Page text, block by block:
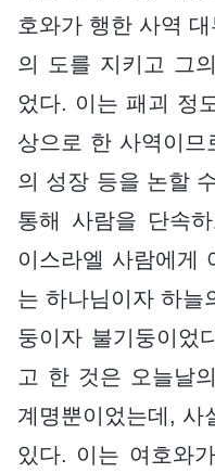
호와가 행한 사역
의 도를 지키고 그
었다. 이는 패괴 정
상으로 한 사역이므
의 성장 등을 논할
통해 사람을 단속
이스라엘 사람에게
는 하나님이자 하늘
둥이자 불기둥이었
고 한 것은 오늘날
계명뿐이었는데, 사
있다. 이는 여호와